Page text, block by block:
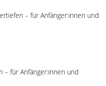
– für Anfänger:innen und
– für Anfänger:innen und